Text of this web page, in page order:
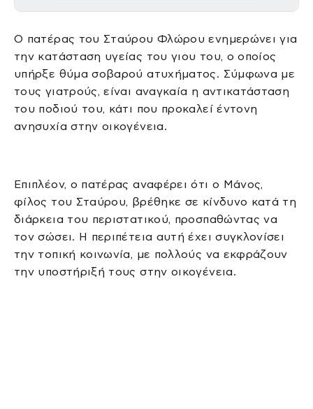
Ο πατέρας του Σταύρου Φλώρου ενημερώνει για
την κατάσταση υγείας του γιου του, ο οποίος
υπήρξε θύμα σοβαρού ατυχήματος. Σύμφωνα με
τους γιατρούς, είναι αναγκαία η αντικατάσταση
του ποδιού του, κάτι που προκαλεί έντονη
ανησυχία στην οικογένεια.
Επιπλέον, ο πατέρας αναφέρει ότι ο Μάνος,
φίλος του Σταύρου, βρέθηκε σε κίνδυνο κατά τη
διάρκεια του περιστατικού, προσπαθώντας να
τον σώσει. Η περιπέτεια αυτή έχει συγκλονίσει
την τοπική κοινωνία, με πολλούς να εκφράζουν
την υποστήριξή τους στην οικογένεια.